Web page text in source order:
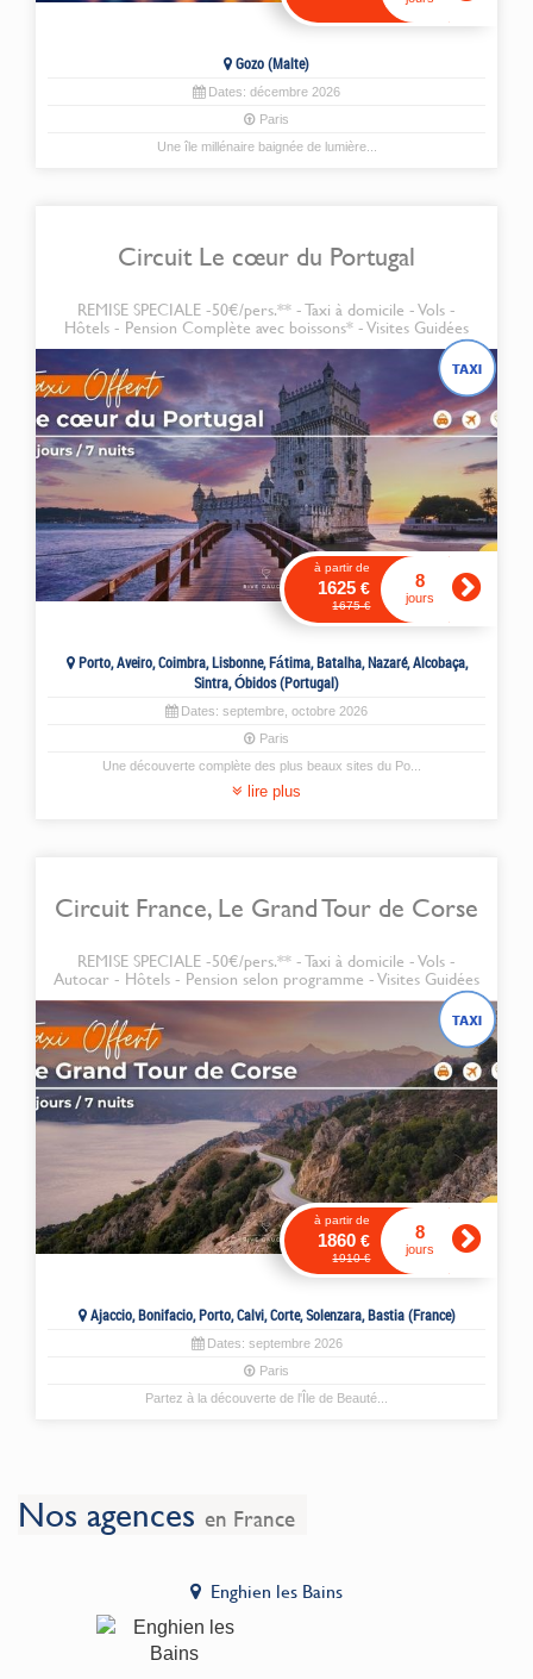
Gozo (Malte)
Dates: décembre 2026
Paris
Une île millénaire baignée de lumière...
Circuit Le cœur du Portugal
REMISE SPECIALE -50€/pers.** - Taxi à domicile - Vols -
Hôtels - Pension Complète avec boissons* - Visites Guidées
à partir de
1625€
1675€
8
jours
Porto, Aveiro, Coimbra, Lisbonne, Fátima, Batalha, Nazaré, Alcobaça,
Sintra, Óbidos (Portugal)
Dates: septembre octobre 2026
Paris
Une découverte complète des plus beaux sites du Po...
lire plus
Circuit France, Le Grand Tour de Corse
REMISE SPECIALE -50€/pers.** - Taxi à domicile - Vols -
Autocar - Hôtels - Pension selon programme - Visites Guidées
à partir de
1860€
1910€
8
jours
Ajaccio, Bonifacio, Porto, Calvi, Corte, Solenzara, Bastia (France)
Dates: septembre2026
Paris
Partez à la découverte de l'Île de Beauté...
Nos agences en France
Enghien les Bains